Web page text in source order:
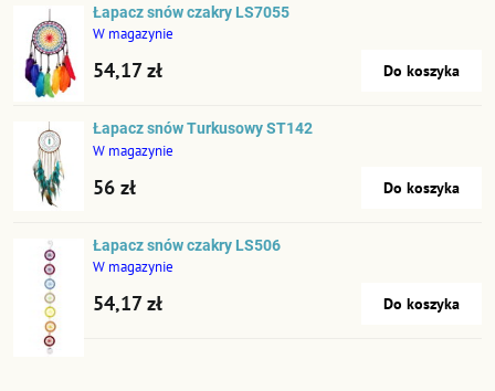
Łapacz snów czakry LS7055
W magazynie
54,17 zł Do koszyka
Łapacz snów Turkusowy ST142
W magazynie
56 zł Do koszyka
Łapacz snów czakry LS506
W magazynie
54,17 zł Do koszyka